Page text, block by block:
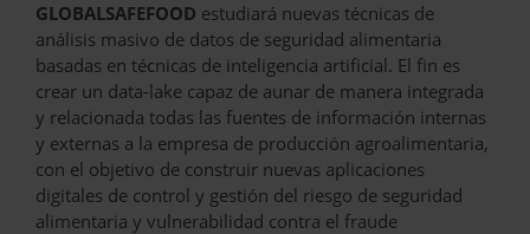
GLOBALSAFEFOOD estudiará nuevas técnicas de
análisis masivo de datos de seguridad alimentaria
basadas en técnicas de inteligencia artificial. El fin es
crear un data-lake capaz de aunar de manera integrada
y relacionada todas las fuentes de información internas
y externas a la empresa de producción agroalimentaria,
con el objetivo de construir nuevas aplicaciones
digitales de control y gestión del riesgo de seguridad
alimentaria y vulnerabilidad contra el fraude